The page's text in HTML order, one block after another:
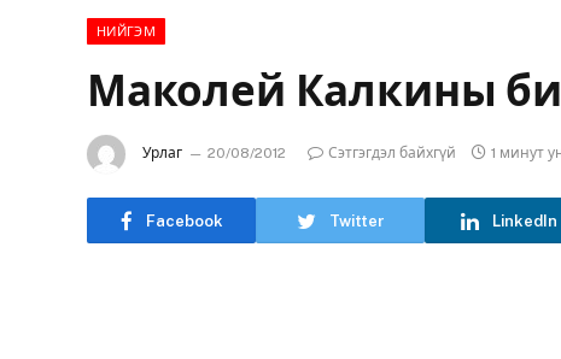
НИЙГЭМ
Маколей Калкины
Урлаг 20/08/2012 Сэтгэгдэл байхгүй 1 минут
Facebook Twitter LinkedIn